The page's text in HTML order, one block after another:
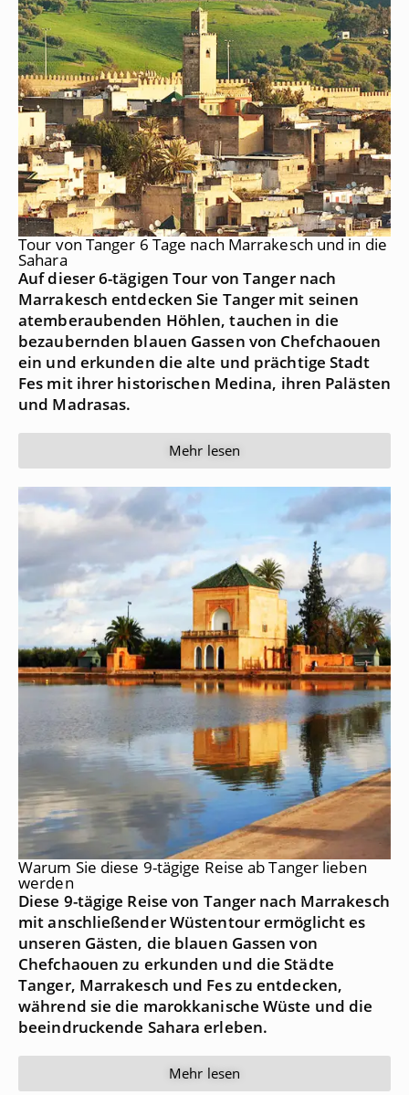
Tour von Tanger 6 Tage nach Marrakesch und in die
Sahara
Auf dieser 6-tägigen Tour von Tanger nach
Marrakesch entdecken Sie Tanger mit seinen
atemberaubenden Höhlen, tauchen in die
bezaubernden blauen Gassen von Chefchaouen
ein und erkunden die alte und prächtige Stadt
Fes mit ihrer historischen Medina, ihren Palästen
und Madrasas.
Mehr lesen
Warum Sie diese 9-tägige Reise ab Tanger lieben
werden
Diese 9-tägige Reise von Tanger nach Marrakesch
mit anschließender Wüstentour ermöglicht es
unseren Gästen, die blauen Gassen von
Chefchaouen zu erkunden und die Städte
Tanger, Marrakesch und Fes zu entdecken,
während sie die marokkanische Wüste und die
beeindruckende Sahara erleben.
Mehr lesen